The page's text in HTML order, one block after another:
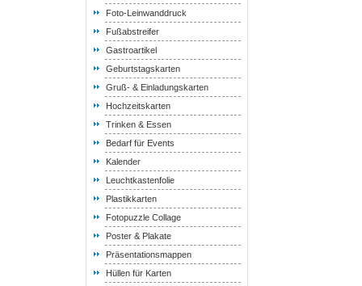
Foto-Leinwanddruck
Fußabstreifer
Gastroartikel
Geburtstagskarten
Gruß- & Einladungskarten
Hochzeitskarten
Trinken & Essen
Bedarf für Events
Kalender
Leuchtkastenfolie
Plastikkarten
Fotopuzzle Collage
Poster & Plakate
Präsentationsmappen
Hüllen für Karten